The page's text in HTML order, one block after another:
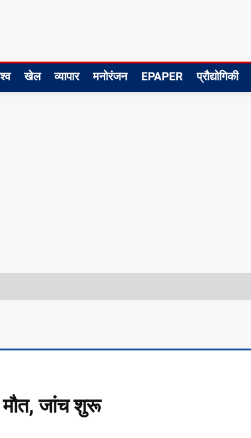
खेल व्यापार मनोरंजन EPAPER प्रौद्योगिकी
जांच शुरू